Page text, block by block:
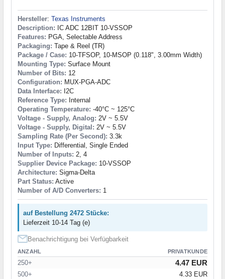
Hersteller: Texas Instruments
Description: IC ADC 12BIT 10-VSSOP
Features: PGA, Selectable Address
Packaging: Tape & Reel (TR)
Package / Case: 10-TFSOP, 10-MSOP (0.118", 3.00mm Width)
Mounting Type: Surface Mount
Number of Bits: 12
Configuration: MUX-PGA-ADC
Data Interface: I2C
Reference Type: Internal
Operating Temperature: -40°C ~ 125°C
Voltage - Supply, Analog: 2V ~ 5.5V
Voltage - Supply, Digital: 2V ~ 5.5V
Sampling Rate (Per Second): 3.3k
Input Type: Differential, Single Ended
Number of Inputs: 2, 4
Supplier Device Package: 10-VSSOP
Architecture: Sigma-Delta
Part Status: Active
Number of A/D Converters: 1
auf Bestellung 2472 Stücke:
Lieferzeit 10-14 Tag (e)
Benachrichtigung bei Verfügbarkeit
ANZAHL PRIVATKUNDE
250+ 4.47 EUR
500+
4.33 EUR